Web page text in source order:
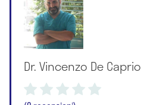
Dr. Vincenzo De Caprio